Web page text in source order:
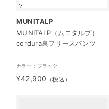
MUNITALP
MUNITALP（ムニタルプ）
cordura裏フリースパンツ
カラー：ブラック
¥42,900 （税込）